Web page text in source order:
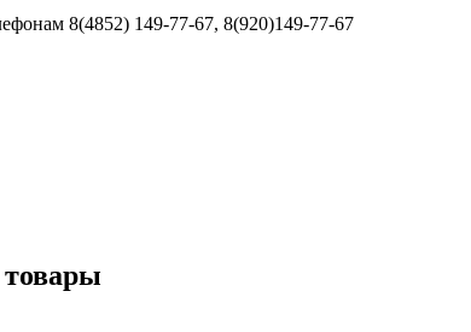
8(4852) 149-77-67, 8(920)149-77-67